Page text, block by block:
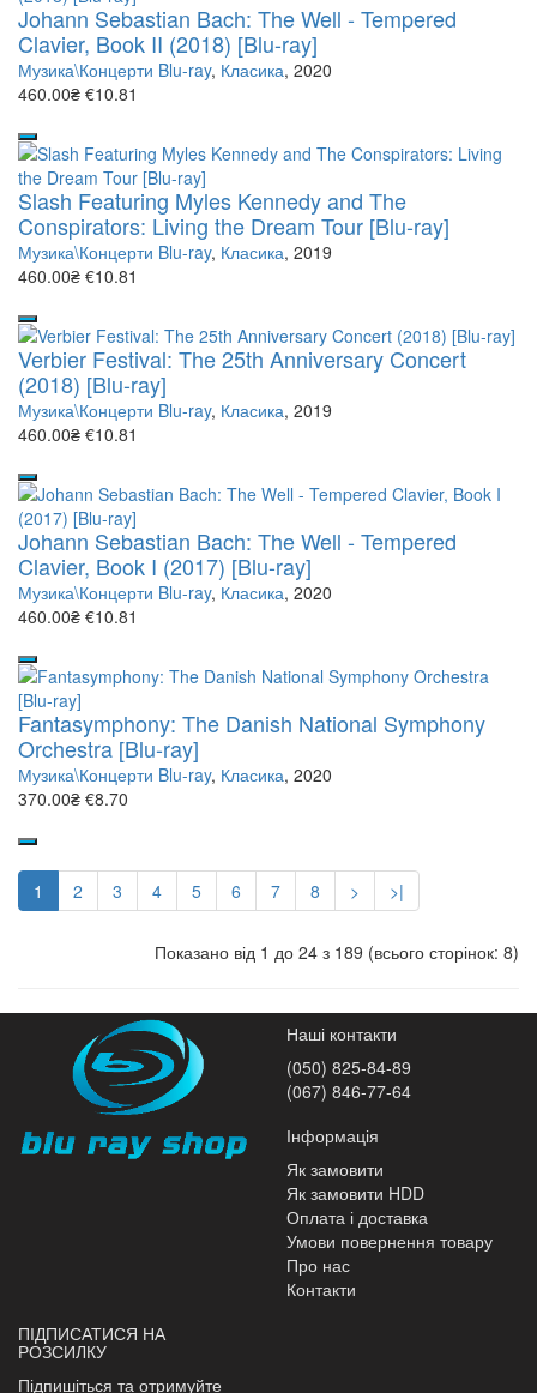
Johann Sebastian Bach: The Well - Tempered
Clavier, Book II (2018) [Blu-ray]
Музика\Концерти Blu-ray, Класика, 2020
460.00₴ €10.81
Slash Featuring Myles Kennedy and The
Conspirators: Living the Dream Tour [Blu-ray]
Музика\Концерти Blu-ray, Класика, 2019
460.00₴ €10.81
Verbier Festival: The 25th Anniversary Concert
(2018) [Blu-ray]
Музика\Концерти Blu-ray, Класика, 2019
460.00₴ €10.81
Johann Sebastian Bach: The Well - Tempered
Clavier, Book I (2017) [Blu-ray]
Музика\Концерти Blu-ray, Класика, 2020
460.00₴ €10.81
Fantasymphony: The Danish National Symphony
Orchestra [Blu-ray]
Музика\Концерти Blu-ray, Класика, 2020
370.00₴ €8.70
1 2 3 4 5 6 7 8 > >|
Показано від 1 до 24 з 189 (всього сторінок: 8)
Наші контакти
(050) 825-84-89
(067) 846-77-64
Інформація
Як замовити
Як замовити HDD
Оплата і доставка
Умови повернення товару
Про нас
Контакти
ПІДПИСАТИСЯ НА
РОЗСИЛКУ
Підпишіться та отримуйте